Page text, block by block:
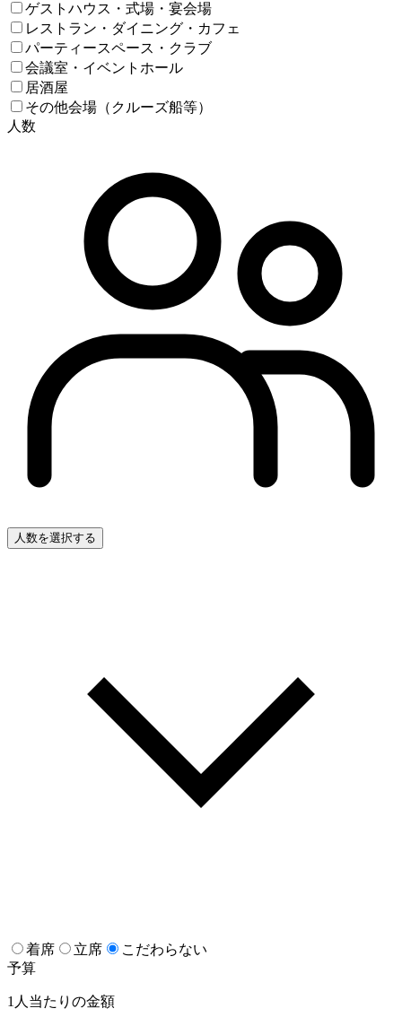
ゲストハウス・式場・宴会場
レストラン・ダイニング・カフェ
パーティースペース・クラブ
会議室・イベントホール
居酒屋
その他会場（クルーズ船等）
人数
人数を選択する
着席 立席
こだわらない
予算
1人当たりの金額